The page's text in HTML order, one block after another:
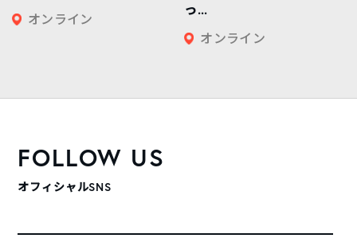
オンライン
っ...
オンライン
FOLLOW US
オフィシャルSNS